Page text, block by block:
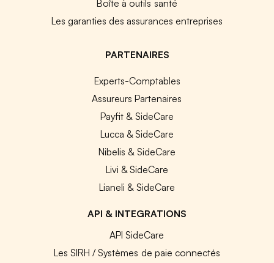
Boîte à outils santé
Les garanties des assurances entreprises
PARTENAIRES
Experts-Comptables
Assureurs Partenaires
Payfit & SideCare
Lucca & SideCare
Nibelis & SideCare
Livi & SideCare
Lianeli & SideCare
API & INTEGRATIONS
API SideCare
Les SIRH / Systèmes de paie connectés